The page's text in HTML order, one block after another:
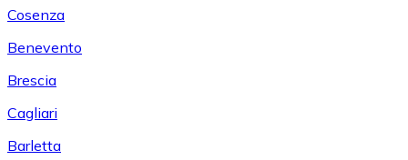
Cosenza
Benevento
Brescia
Cagliari
Barletta